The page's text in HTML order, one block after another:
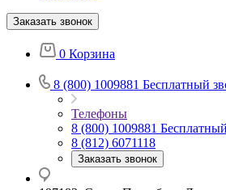
Заказать звонок
0 Корзина
8 (800) 1009881 Бесплатный
Телефоны
8 (800) 1009881
8 (812) 6071118
Заказать звонок